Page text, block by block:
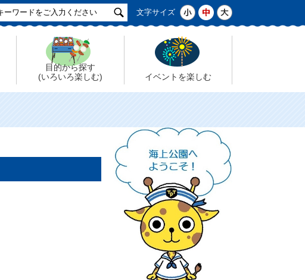
文字サイズ
目的から探す
(いろいろ楽しむ)
イベントを楽しむ